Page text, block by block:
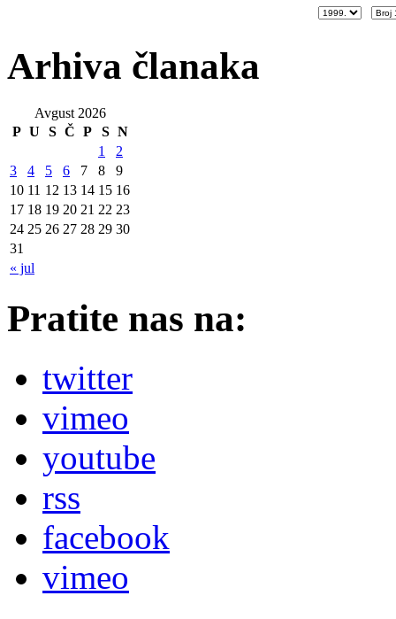
Arhiva članaka
Avgust 2026
P U S Č P S N
« jul
1
2
3
4 5 6 7 8
9
10 11 12 13 14 15 16
17 18 19 20 21 22 23
24 25 26 27 28 29 30
31
Pratite nas na:
twitter
vimeo
youtube
rss
facebook
vimeo